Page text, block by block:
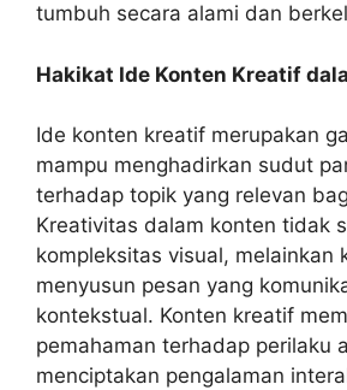
tumbuh secara alami dan
Hakikat Ide Konten Kreatif
Ide konten kreatif merupakan
mampu menghadirkan sudut
terhadap topik yang relevan
Kreativitas dalam konten tidak
kompleksitas visual, melainkan
menyusun pesan yang
kontekstual. Konten kreatif
pemahaman terhadap perilaku
menciptakan pengalaman